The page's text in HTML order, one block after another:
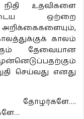
உதவிகளை
ஒற்றை
அறிக்கைகளையும்,
காலம்
தேவையான
செய்வது எனது
தோழர்களே….